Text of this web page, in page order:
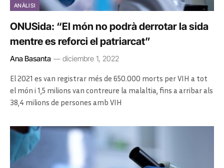
ANÀLISI
ONUSida: “El món no podrà derrotar la sida
mentre es reforci el patriarcat”
Ana Basanta diciembre 1, 2022
El 2021 es van registrar més de 650.000 morts per VIH a tot
el món i 1,5 milions van contreure la malaltia, fins a arribar als
38,4 milions de persones amb VIH